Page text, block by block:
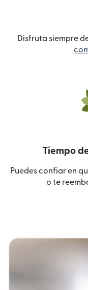
Disfruta siempre
Tiempo
Puedes confiar en
o te